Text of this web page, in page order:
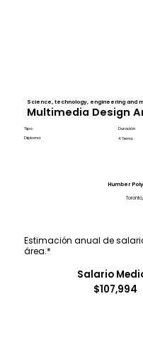
Science, technology, engineering and
Multimedia Design
Tipo
Diploma
Duración
4 Terms
Humber
Salario
$107,994
Estimación anual de
área.*